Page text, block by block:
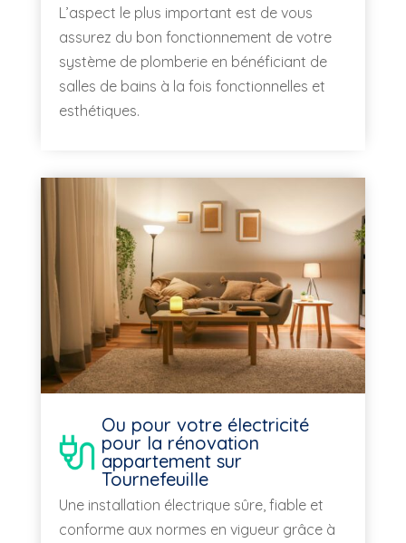
L’aspect le plus important est de vous
assurez du bon fonctionnement de votre
système de plomberie en bénéficiant de
salles de bains à la fois fonctionnelles et
esthétiques.
Ou pour votre électricité
pour la rénovation
appartement sur
Tournefeuille
Une installation électrique sûre, fiable et
conforme aux normes en vigueur grâce à